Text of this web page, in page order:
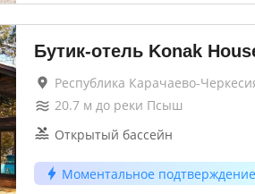
Бутик-отель Konak
Республика Карачаево-
20.7м до реки Псыш
Открытый бассейн
Моментальное подтверждение